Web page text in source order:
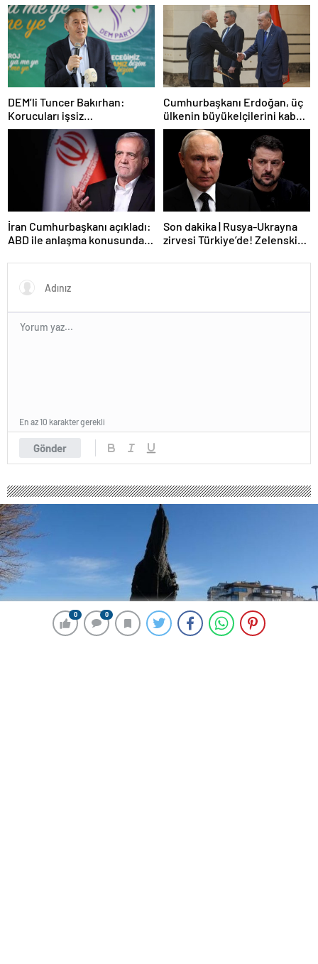
0 0
DEM’li Tuncer Bakırhan:
Korucuları işsiz
bırakmayacağız
Cumhurbaşkanı Erdoğan, üç
ülkenin büyükelçilerini kabul
etti
İran Cumhurbaşkanı açıkladı:
ABD ile anlaşma konusunda
Son dakika | Rusya-Ukrayna
zirvesi Türkiye’de! Zelenskiy
Gözler perşembe gününe
Gönder
En az 10 karakter gerekli
0 0